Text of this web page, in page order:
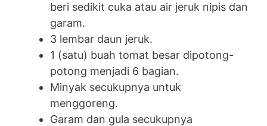
beri sedikit cuka atau air jeruk nipis dan
garam.
3 lembar daun jeruk.
1 (satu) buah tomat besar dipotong-
potong menjadi 6 bagian.
Minyak secukupnya untuk
menggoreng.
Garam dan gula secukupnya